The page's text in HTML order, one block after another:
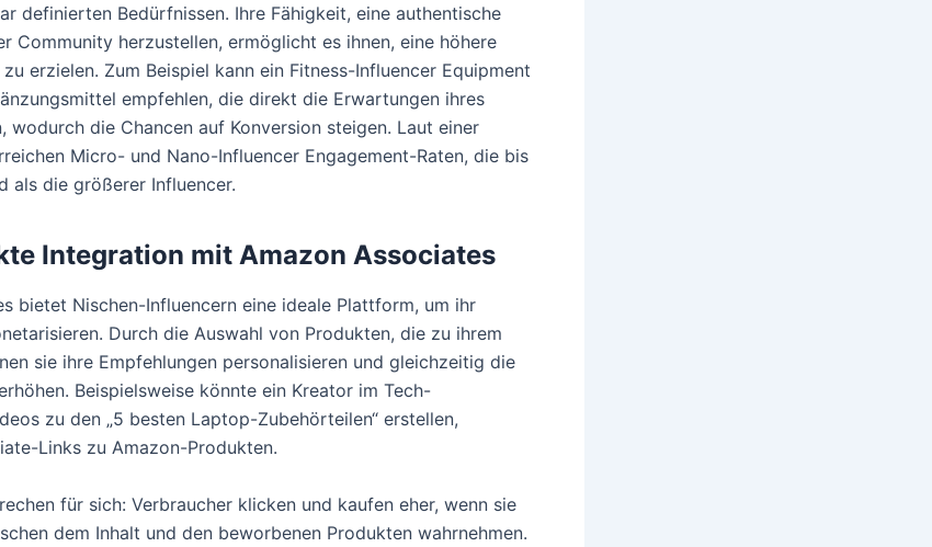
definierten Bedürfnissen. Ihre Fähigkeit, eine authentische
Community herzustellen, ermöglicht es ihnen, eine höhere
erzielen. Zum Beispiel kann ein Fitness-Influencer Equipment
empfehlen, die direkt die Erwartungen ihres
wodurch die Chancen auf Konversion steigen. Laut einer
Micro- und Nano-Influencer Engagement-Raten, die bis
als die größerer Influencer.
Integration mit Amazon Associates
bietet Nischen-Influencern eine ideale Plattform, um ihr
Durch die Auswahl von Produkten, die zu ihrem
sie ihre Empfehlungen personalisieren und gleichzeitig die
Beispielsweise könnte ein Kreator im Tech-
zu den „5 besten Laptop-Zubehörteilen“ erstellen,
Links zu Amazon-Produkten.
für sich: Verbraucher klicken und kaufen eher, wenn sie
dem Inhalt und den beworbenen Produkten wahrnehmen.